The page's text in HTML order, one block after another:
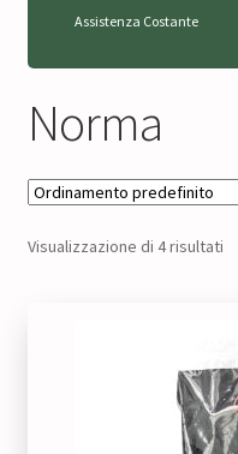
Assistenza Costante
Norma
Visualizzazione di 4 risultati